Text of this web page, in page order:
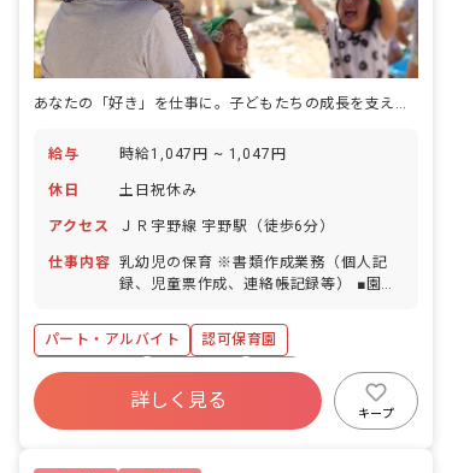
あなたの「好き」を仕事に。子どもたちの成長を支える喜びを、私たちと一緒に分かち合いませんか？
給与 時給1,047円 ~ 1,047円
休日 土日祝休み
アクセス ＪＲ宇野線 宇野駅（徒歩6分）
仕事内容 乳幼児の保育 ※書類作成業務（個人記
録、児童票作成、連絡帳記録等） ■園児
パート・アルバイト
認可保育園
社会保険完備
土日祝休み
有給
福利厚生充実
退職金制度
残業少なめ
詳しく見る
キープ